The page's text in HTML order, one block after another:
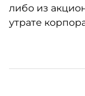
либо из
утрате